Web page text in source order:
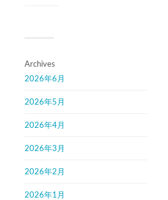
Archives
2026年6月
2026年5月
2026年4月
2026年3月
2026年2月
2026年1月